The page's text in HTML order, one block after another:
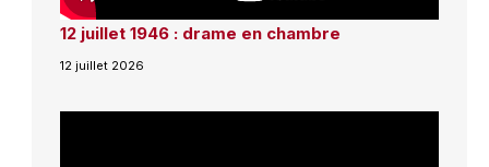
12 juillet 1946 : drame en chambre
12 juillet 2026